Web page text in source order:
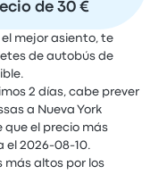
de 30 €
mejor asiento, te
de autobús de
2 días, cabe prever
a Nueva York
que el precio más
el 2026-08-10.
más altos por los